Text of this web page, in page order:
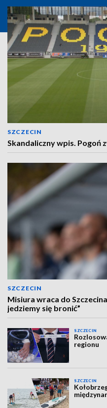
SZCZECIN
Skandaliczny wpis. Pogoń
SZCZECIN
Misiura wraca do
jedziemy się bronić”
SZCZECIN
regionu
SZCZECIN